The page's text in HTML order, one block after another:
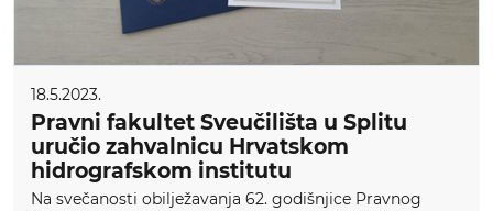
18.5.2023.
Pravni fakultet Sveučilišta u Splitu
uručio zahvalnicu Hrvatskom
hidrografskom institutu
Na svečanosti obilježavanja 62. godišnjice Pravnog